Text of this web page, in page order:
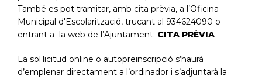
També es pot tramitar, amb cita prèvia, a l’Oficina
Municipal d'Escolarització, trucant al 934624090 o
entrant a la web de l’Ajuntament: CITA PRÈVIA
La sol·licitud online o autopreinscripció s’haurà
d’emplenar directament a l’ordinador i s’adjuntarà la